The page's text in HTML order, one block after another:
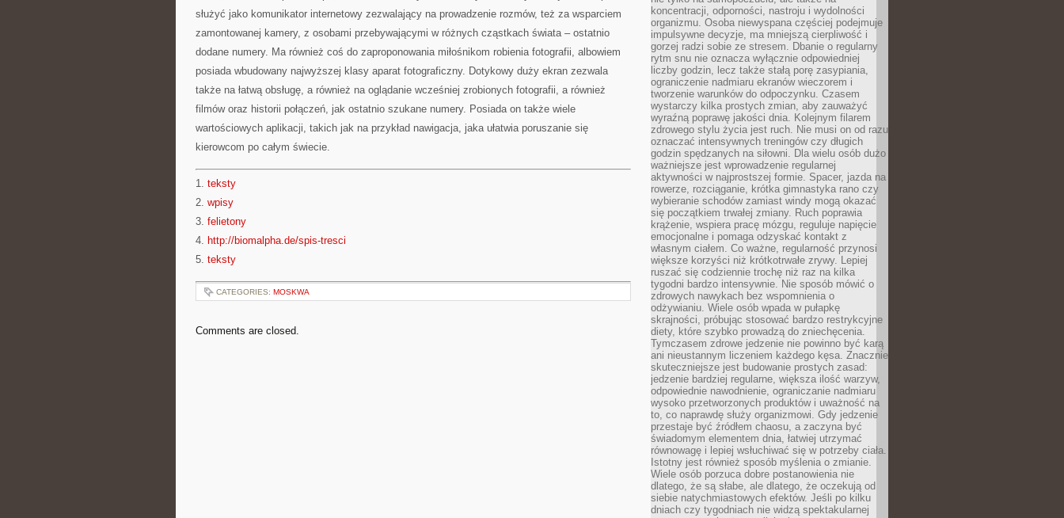
służyć jako komunikator internetowy zezwalający na prowadzenie rozmów, też za wsparciem
zamontowanej kamery, z osobami przebywającymi w różnych cząstkach świata – ostatnio
dodane numery. Ma również coś do zaproponowania miłośnikom robienia fotografii, albowiem
posiada wbudowany najwyższej klasy aparat fotograficzny. Dotykowy duży ekran zezwala
także na łatwą obsługę, a również na oglądanie wcześniej zrobionych fotografii, a również
filmów oraz historii połączeń, jak ostatnio szukane numery. Posiada on także wiele
wartościowych aplikacji, takich jak na przykład nawigacja, jaka ułatwia poruszanie się
kierowcom po całym świecie.
1. teksty
2. wpisy
3. felietony
4. http://biomalpha.de/spis-tresci
5. teksty
CATEGORIES: MOSKWA
Comments are closed.
koncentracji, odporności, nastroju i wydolności
organizmu. Osoba niewyspana częściej podejmuje
impulsywne decyzje, ma mniejszą cierpliwość i
gorzej radzi sobie ze stresem. Dbanie o regularny
rytm snu nie oznacza wyłącznie odpowiedniej
liczby godzin, lecz także stałą porę zasypiania,
ograniczenie nadmiaru ekranów wieczorem i
tworzenie warunków do odpoczynku. Czasem
wystarczy kilka prostych zmian, aby zauważyć
wyraźną poprawę jakości dnia. Kolejnym filarem
zdrowego stylu życia jest ruch. Nie musi on od razu
oznaczać intensywnych treningów czy długich
godzin spędzanych na siłowni. Dla wielu osób dużo
ważniejsze jest wprowadzenie regularnej
aktywności w najprostszej formie. Spacer, jazda na
rowerze, rozciąganie, krótka gimnastyka rano czy
wybieranie schodów zamiast windy mogą okazać
się początkiem trwałej zmiany. Ruch poprawia
krążenie, wspiera pracę mózgu, reguluje napięcie
emocjonalne i pomaga odzyskać kontakt z
własnym ciałem. Co ważne, regularność przynosi
większe korzyści niż krótkotrwałe zrywy. Lepiej
ruszać się codziennie trochę niż raz na kilka
tygodni bardzo intensywnie. Nie sposób mówić o
zdrowych nawykach bez wspomnienia o
odżywianiu. Wiele osób wpada w pułapkę
skrajności, próbując stosować bardzo restrykcyjne
diety, które szybko prowadzą do zniechęcenia.
Tymczasem zdrowe jedzenie nie powinno być karą
ani nieustannym liczeniem każdego kęsa. Znacznie
skuteczniejsze jest budowanie prostych zasad:
jedzenie bardziej regularne, większa ilość warzyw,
odpowiednie nawodnienie, ograniczanie nadmiaru
wysoko przetworzonych produktów i uważność na
to, co naprawdę służy organizmowi. Gdy jedzenie
przestaje być źródłem chaosu, a zaczyna być
świadomym elementem dnia, łatwiej utrzymać
równowagę i lepiej wsłuchiwać się w potrzeby ciała.
Istotny jest również sposób myślenia o zmianie.
Wiele osób porzuca dobre postanowienia nie
dlatego, że są słabe, ale dlatego, że oczekują od
siebie natychmiastowych efektów. Jeśli po kilku
dniach czy tygodniach nie widzą spektakularnej